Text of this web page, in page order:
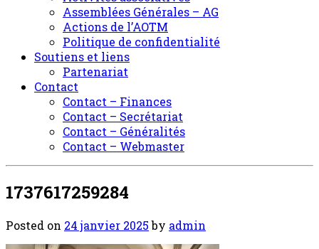
Assemblées Générales – AG
Actions de l’AOTM
Politique de confidentialité
Soutiens et liens
Partenariat
Contact
Contact – Finances
Contact – Secrétariat
Contact – Généralités
Contact – Webmaster
1737617259284
Posted on 24 janvier 2025by admin